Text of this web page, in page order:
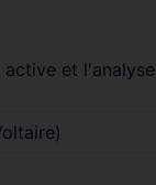
et l'analyse